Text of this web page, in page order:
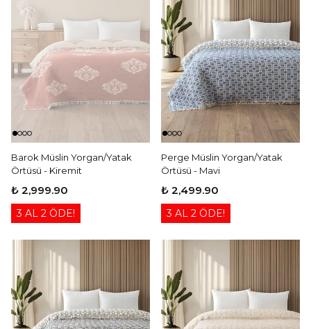
Barok Müslin Yorgan/Yatak
Örtüsü - Kiremit
₺ 2,999.90
3 AL 2 ÖDE!
Perge Müslin Yorgan/Yatak
Örtüsü - Mavi
₺ 2,499.90
3 AL 2 ÖDE!